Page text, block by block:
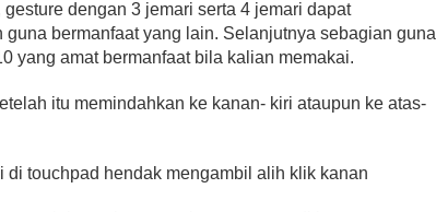
dengan 3 jemari serta 4 jemari dapat
bermanfaat yang lain. Selanjutnya sebagian guna
yang amat bermanfaat bila kalian memakai.
itu memindahkan ke kanan- kiri ataupun ke atas-
di touchpad hendak mengambil alih klik kanan